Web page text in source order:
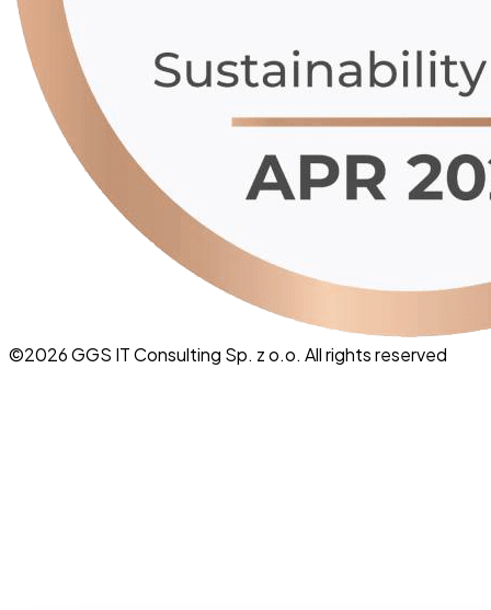
©2026GGS IT Consulting Sp. z o.o. All rights reserved